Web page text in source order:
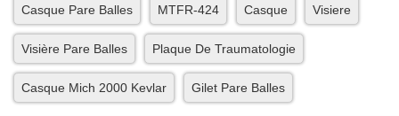
Casque Pare Balles MTFR-424 Casque Visiere
Visière Pare Balles Plaque De Traumatologie
Casque Mich 2000 Kevlar Gilet Pare Balles